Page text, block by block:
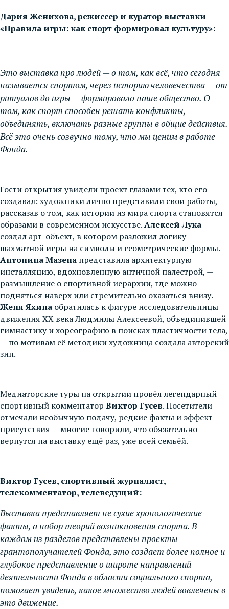
Дария Женихова, режиссер и куратор выставки
«Правила игры: как спорт формировал культуру»:
Это выставка про людей — о том, как всё, что сегодня
называется спортом, через историю человечества — от
ритуалов до игры — формировало наше общество. О
том, как спорт способен решать конфликты,
объединять, включать разные группы в общие действия.
Всё это очень созвучно тому, что мы ценим в работе
Фонда.
Гости открытия увидели проект глазами тех, кто его
создавал: художники лично представили свои работы,
рассказав о том, как истории из мира спорта становятся
образами в современном искусстве.Алексей Лука
создал арт-объект, в котором разложил логику
шахматной игры на символы и геометрические формы.
Антонина Мазепа представила архитектурную
инсталляцию, вдохновленную античной палестрой, —
размышление о спортивной иерархии, где можно
подняться наверх или стремительно оказаться внизу.
Женя Яхина обратилась к фигуре исследовательницы
движения XX века Людмилы Алексеевой, объединившей
гимнастику и хореографию в поисках пластичности тела,
— по мотивам её методики художница создала авторский
зин.
Медиаторские туры на открытии провёл легендарный
спортивный комментатор Виктор Гусев. Посетители
отмечали необычную подачу, редкие факты и эффект
присутствия — многие говорили, что обязательно
вернутся на выставку ещё раз, уже всей семьёй.
Виктор Гусев, спортивный журналист,
телекомментатор, телеведущий:
Выставка представляет не сухие хронологические
факты, а набор теорий возникновения спорта. В
каждом из разделов представлены проекты
грантополучателей Фонда, это создает более полное и
глубокое представление о широте направлений
деятельности Фонда в области социального спорта,
помогает увидеть, какое множество людей вовлечены в
это движение.